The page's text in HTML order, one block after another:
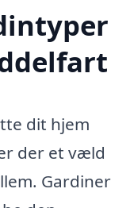
dit hjem
der et væld
Gardiner